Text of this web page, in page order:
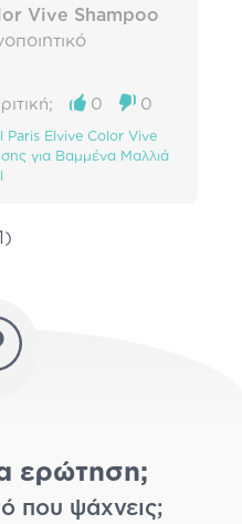
Vive Shampoo
0 0
Paris Elvive Color Vive
για Βαμμένα Μαλλιά
ερώτηση;
που ψάχνεις;